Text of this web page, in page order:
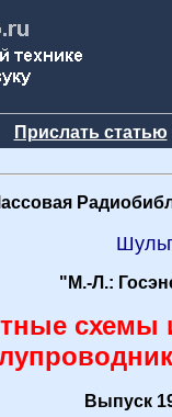
Прислать статью
"М.-Л.:
схемы
Выпуск